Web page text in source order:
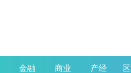
金融 商业 产经